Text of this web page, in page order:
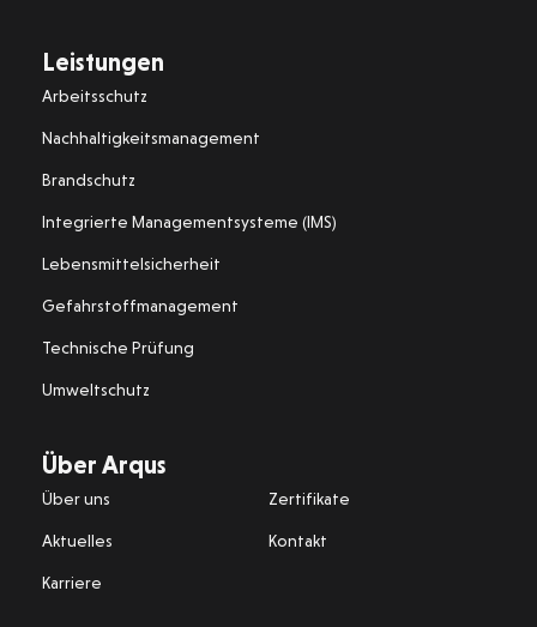
Leistungen
Arbeitsschutz
Nachhaltigkeitsmanagement
Brandschutz
Integrierte Managementsysteme (IMS)
Lebensmittelsicherheit
Gefahrstoffmanagement
Technische Prüfung
Umweltschutz
Über Arqus
Über uns Zertifikate
Aktuelles Kontakt
Karriere